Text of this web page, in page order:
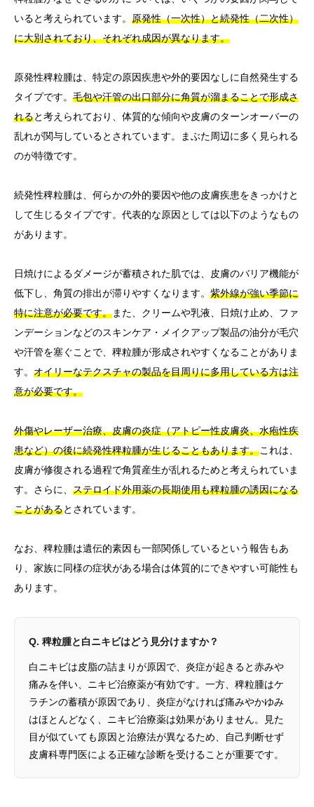
いると考えられています。 原発性（一次性）と続発性（二次性）
に大別されており、それぞれ成因が異なります。
原発性稗粒腫は、特定の原因疾患や外的要因なしに自然発生する
タイプです。 毛包や汗管の出口部分に角質が溜まることで形成さ
れると考えられており、体質的な傾向や皮膚のターンオーバーの
乱れが関与しているとされています。まぶた周辺に多く見られる
のが特徴です。
続発性稗粒腫は、何らかの外的要因や他の皮膚疾患をきっかけと
して生じるタイプです。代表的な原因としては以下のようなもの
があります。
日焼けによるダメージが蓄積された肌では、皮膚のバリア機能が
低下し、角質の排出が滞りやすくなります。 紫外線が強い季節に
特に注意が必要です。また、クリームや乳液、日焼け止め、ファ
ンデーションなどのスキンケア・メイクアップ製品の油分が毛穴
や汗管を塞ぐことで、稗粒腫が形成されやすくなることがありま
す。 オイリーなテクスチャの製品を目周りに多用している方は注
意が必要です。
外傷やレーザー治療、皮膚の炎症（アトピー性皮膚炎、水疱性疾
患など）の後に続発性稗粒腫が生じることもあります。これは、
皮膚が修復される過程で角質産生が乱れるためと考えられていま
す。さらに、 ステロイド外用薬の長期使用も稗粒腫の誘因になる
ことがあるとされています。
なお、稗粒腫は遺伝的素因も一部関係しているという報告もあ
り、家族に同様の症状がある場合は体質的にできやすい可能性も
あります。
Q. 稗粒腫と白ニキビはどう見分けますか？
白ニキビは皮脂の詰まりが原因で、炎症が起きると赤みや
痛みを伴い、ニキビ治療薬が有効です。一方、稗粒腫はケ
ラチンの蓄積が原因であり、炎症がなければ痛みやかゆみ
はほとんどなく、ニキビ治療薬は効果がありません。見た
目が似ていても原因と治療法が異なるため、自己判断せず
皮膚科専門医による正確な診断を受けることが重要です。